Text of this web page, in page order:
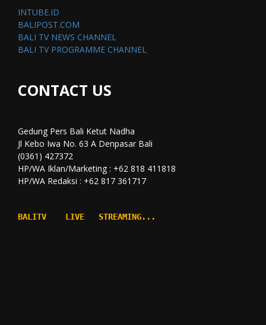
INTUBE.ID
BALIPOST.COM
BALI TV NEWS CHANNEL
BALI TV PROGRAMME CHANNEL
CONTACT US
Gedung Pers Bali Ketut Nadha
Jl Kebo Iwa No. 63 A Denpasar Bali
(0361) 427372
HP/WA Iklan/Marketing : +62 818 411818
HP/WA Redaksi : +62 817 361717
BALITV    LIVE   STREAMING...